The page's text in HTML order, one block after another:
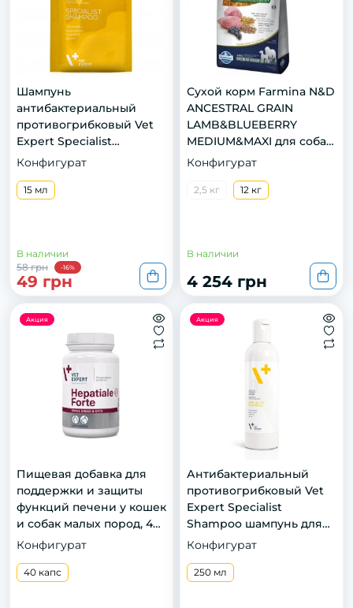
Шампунь
антибактериальный
противогрибковый Vet
Expert Specialist
Shampoo для кошек и
Конфигурат
15 мл
В наличии
58 грн
-16%
49 грн
Сухой корм Farmina N&D
ANCESTRAL GRAIN
LAMB&BLUEBERRY
MEDIUM&MAXI для собак
средних и крупных
овес и черника. 12кг
Конфигурат
2,5 кг 12 кг
В наличии
4 254 грн
Акция
Пищевая добавка для
поддержки и защиты
функций печени у кошек
и собак малых пород, 40
капс.
Конфигурат
40 капс
Акция
Антибактериальный
противогрибковый Vet
Expert Specialist
Shampoo шампунь для
кошек и собак, 250 мл
Конфигурат
250 мл